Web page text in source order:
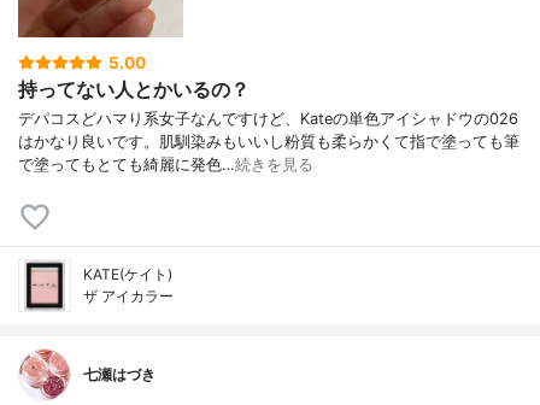
5.00
持ってない人とかいるの？
デパコスどハマり系女子なんですけど、Kateの単色アイシャドウの026
はかなり良いです。肌馴染みもいいし粉質も柔らかくて指で塗っても筆
で塗ってもとても綺麗に発色…続きを見る
KATE(ケイト)
ザ アイカラー
七瀬はづき